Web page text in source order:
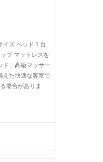
ズ ベッド 1 台
プ マットレスを
ド、高級マッサー
えた快適な客室で
場合がありま